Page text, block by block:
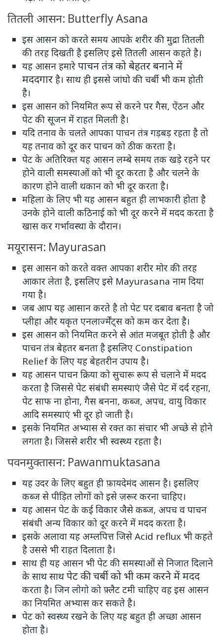
तितली आसन: Butterfly Asana
इस आसन को करते समय आपके शरीर की मुद्रा तितली
की तरह दिखती है इसलिए इसे तितली आसन कहते है।
यह आसन हमारे पाचन तंत्र को बेहतर बनाने में
मददगार है। साथ ही इससे जांघो की चर्बी भी कम होती
है।
इस आसन को नियमित रूप से करने पर गैस, ऐंठन और
पेट की सूजन में राहत मिलती है।
यदि तनाव के चलते आपका पाचन तंत्र गड़बड़ रहता है तो
यह तनाव को दूर कर पाचन को ठीक करता है।
पेट के अतिरिक्त यह आसन लम्बे समय तक खड़े रहने पर
होने वाली समस्याओं को भी दूर करता है और चलने के
कारण होने वाली थकान को भी दूर करता है।
महिला के लिए भी यह आसन बहुत ही लाभकारी होता है
उनके होने वाली कठिनाई को भी दूर करने में मदद करता है
खास कर गर्भावस्था के दौरान।
मयूरासन: Mayurasan
इस आसन को करते वक्त आपका शरीर मोर की तरह
आकार लेता है, इसलिए इसे Mayurasana नाम दिया
गया है।
जब आप यह आसान करते है तो पेट पर दबाव बनता है जो
प्लीहा और यकृत एनलार्ज्मेंट्स को कम कर देता है।
इस आसन को नियमित करने से आंत मजबूत होती है और
पाचन तंत्र बेहतर बनता है इसलिए Constipation
Relief के लिए यह बेहतरीन उपाय है।
यह आसन पाचन क्रिया को सुचारू रूप से चलाने में मदद
करता है जिससे पेट संबंधी समस्याएं जैसे पेट में दर्द रहना,
पेट साफ ना होना, गैस बनना, कब्ज, अपच, वायु विकार
आदि समस्याएं भी दूर हो जाती है।
इसके नियमित अभ्यास से रक्त का संचार भी अच्छे से होने
लगता है। जिससे शरीर भी स्वस्थ्य रहता है।
पवनमुक्तासन: Pawanmuktasana
यह उदर के लिए बहुत ही फ़ायदेमंद आसन है। इसलिए
कब्ज से पीड़ित लोगों को इसे ज़रूर करना चाहिए।
यह आसन पेट के कई विकार जैसे कब्ज, अपच व पाचन
संबंधी अन्य विकार को दूर करने में मदद करता है।
इसके अलावा यह अम्लपित्त जिसे Acid reflux भी कहते
है उससे भी राहत दिलाता है।
साथ ही यह आसन भी पेट की समस्याओं से निजात दिलाने
के साथ साथ पेट की चर्बी को भी कम करने में मदद
करता है। जिन लोगो को फ़्लैट टमी चाहिए वह इस आसन
का नियमित अभ्यास कर सकते है।
पेट को स्वस्थ्य रखने के लिए यह बहुत ही अच्छा आसन
होता है।